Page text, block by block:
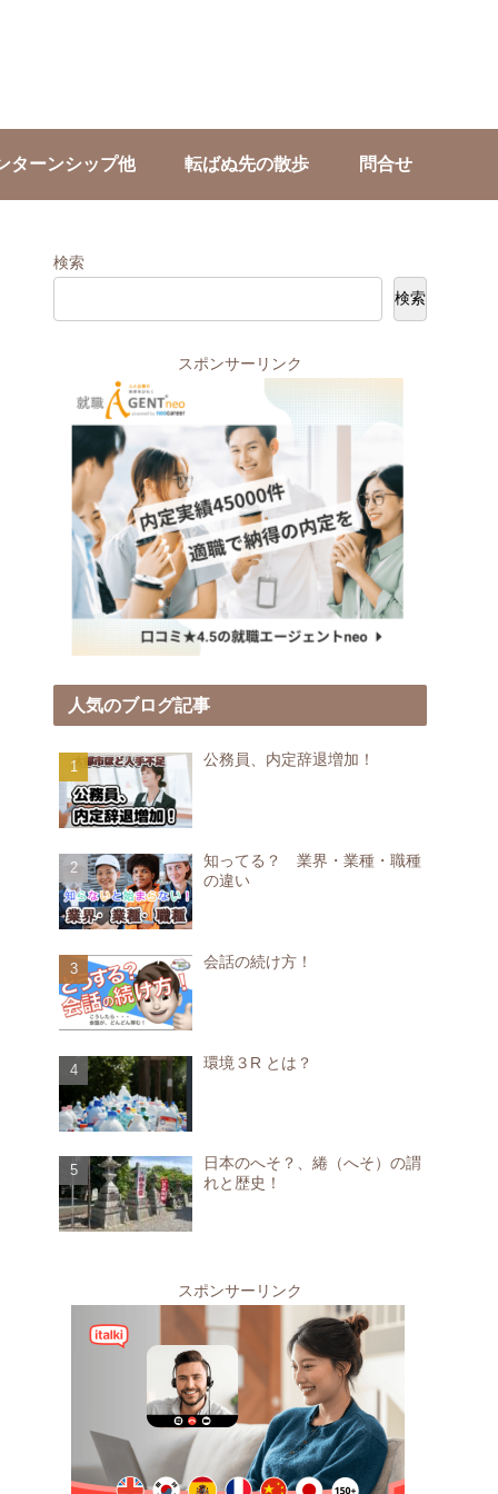
ターンシップ他 転ばぬ先の散歩 問合せ
検索
検索
スポンサーリンク
人気のブログ記事
公務員、内定辞退増加！
知ってる？ 業界・業種・職種
の違い
会話の続け方！
環境３R とは？
日本のへそ？、綣（へそ）の謂
れと歴史！
スポンサーリンク